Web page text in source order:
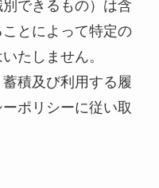
できるもの）は含
とによって特定の
たしません。
積及び利用する履
ポリシーに従い取